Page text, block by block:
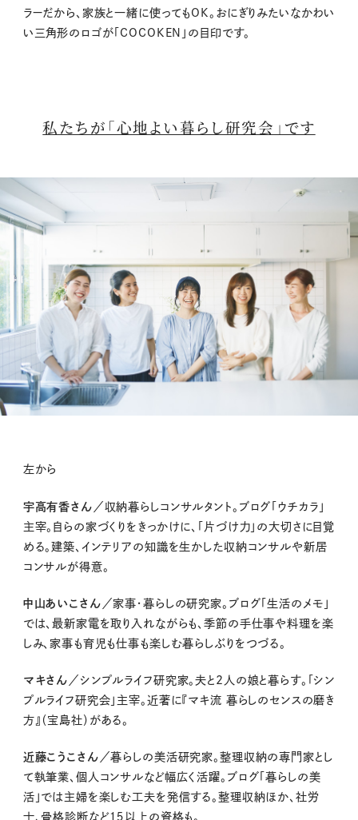
ラーだから、家族と一緒に使ってもOK。おにぎりみたいなかわい
い三角形のロゴが「COCOKEN」の目印です。
私たちが「心地よい暮らし研究会」です
左から
宇高有香さん ／収納暮らしコンサルタント。ブログ「ウチカラ」
主宰。自らの家づくりをきっかけに、「片づけ力」の大切さに目覚
める。建築、インテリアの知識を生かした収納コンサルや新居
コンサルが得意。
中山あいこさん ／家事・暮らしの研究家。ブログ「生活のメモ」
では、最新家電を取り入れながらも、季節の手仕事や料理を楽
しみ、家事も育児も仕事も楽しむ暮らしぶりをつづる。
マキさん ／シンプルライフ研究家。夫と2人の娘と暮らす。「シン
プルライフ研究会」主宰。近著に『マキ流 暮らしのセンスの磨き
方』（宝島社）がある。
近藤こうこさん ／暮らしの美活研究家。整理収納の専門家とし
て執筆業、個人コンサルなど幅広く活躍。ブログ「暮らしの美
活」では主婦を楽しむ工夫を発信する。整理収納ほか、社労
士、骨格診断など１５以上の資格も。